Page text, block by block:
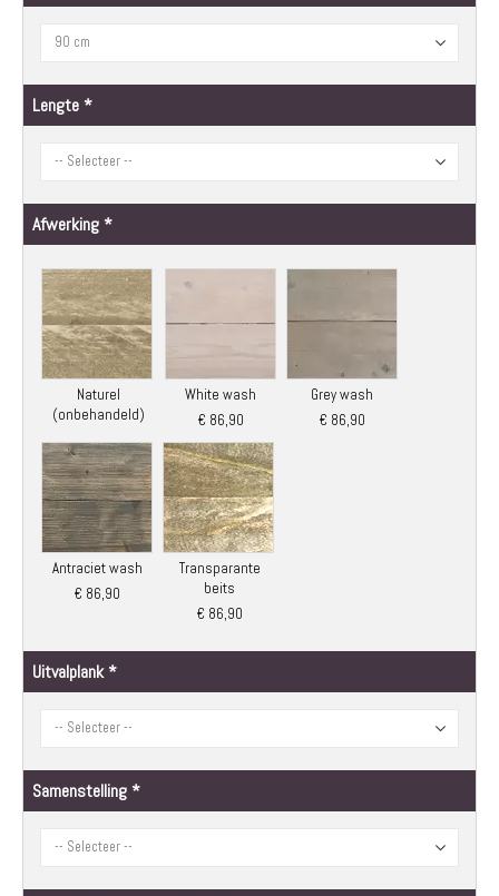
Lengte
Afwerking
Naturel
(onbehandeld)
White wash
€ 86,90
Grey wash
€ 86,90
Antraciet wash
€ 86,90
Transparante
beits
€ 86,90
Uitvalplank
Samenstelling